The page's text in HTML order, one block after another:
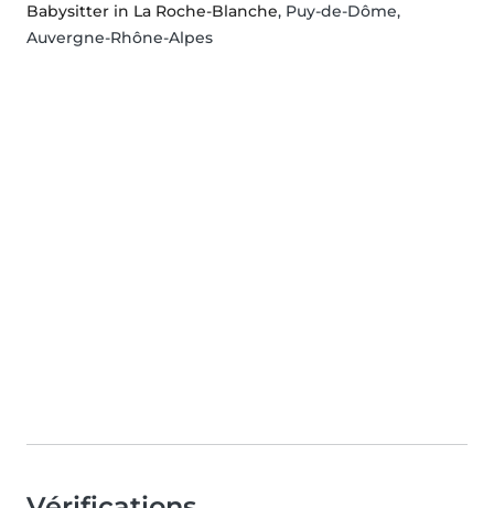
Babysitter in La Roche-Blanche, Puy-de-Dôme,
Auvergne-Rhône-Alpes